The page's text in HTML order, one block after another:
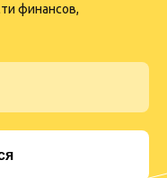
финансов,